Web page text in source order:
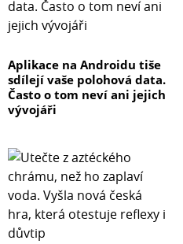
Aplikace na Androidu tiše
sdílejí vaše polohová data.
Často o tom neví ani jejich
vývojáři